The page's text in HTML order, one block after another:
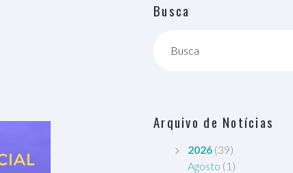
Busca
Busca
Arquivo de Notícias
2026 (39)
Agosto (1)